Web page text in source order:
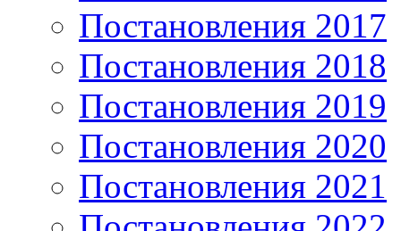
Постановления 2017
Постановления 2018
Постановления 2019
Постановления 2020
Постановления 2021